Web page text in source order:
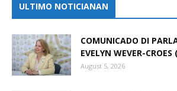
ULTIMO NOTICIANAN
COMUNICADO DI
EVELYN WEVER-
August 5, 2026